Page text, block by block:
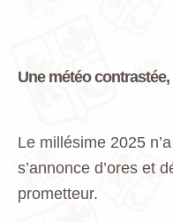
Une météo
Le millésime 2025
s’annonce d’ores et
prometteur.